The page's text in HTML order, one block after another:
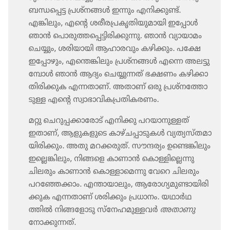
ബന്ധപ്പെട്ട പ്രശ്‌ന​ങ്ങൾ ഇന്നും എനിക്കുണ്ട്‌.
എങ്കിലും, എന്റെ ശരീര​പ്ര​കൃ​തി​യു​മാ​യി ഇപ്പോൾ
ഞാൻ പൊരു​ത്ത​പ്പെ​ട്ടി​രി​ക്കു​ന്നു. ഞാൻ വ്യായാ​മം
ചെയ്യും, ശരിയാ​യി ആഹാര​വും കഴിക്കും. പക്ഷേ
ഇപ്പോ​ഴും, എന്തെങ്കി​ലും പ്രശ്‌ന​ങ്ങൾ എന്നെ അലട്ടു​
മ്പോൾ ഞാൻ ആദ്യം ചെയ്യു​ന്നത്‌ ഭക്ഷണം കഴിക്കാ​
തി​രി​ക്കു​ക എന്നതാണ്‌. അതാണ്‌ ഒരു പ്രശ്‌ന​ത്തോ​
ടു​ള്ള എന്റെ സ്വാഭാ​വി​ക​പ്ര​തി​ക​രണം.
മറ്റു ചെറു​പ്പ​ക്കാ​രോട്‌ എനിക്കു പറയാ​നു​ള്ളത്‌
ഇതാണ്‌, ആളുക​ളു​ടെ കാഴ്‌ച​പ്പാ​ടു​കൾ വ്യത്യ​സ്‌ത​മാ​
യി​രി​ക്കും. അതു മറക്കരുത്‌. സൗന്ദര്യം ഉണ്ടെങ്കി​ലും
ഇല്ലെങ്കി​ലും, നിങ്ങളെ കാണാൻ കൊള്ളി​ല്ലെ​ന്നു
ചിലരും കാണാൻ കൊള്ളാ​മെ​ന്നു വേറെ ചിലരും
പറഞ്ഞേ​ക്കാം. എന്തായാ​ലും, ആരോ​ഗ്യ​മു​ണ്ടാ​യി​രി​
ക്കുക എന്നതാണ്‌ ശരിക്കും പ്രധാനം. യഥാർഥ​
ത്തിൽ നിങ്ങ​ളോ​ടു സ്‌നേ​ഹ​മു​ള്ള​വർ അതാണു
നോക്കു​ന്നത്‌.